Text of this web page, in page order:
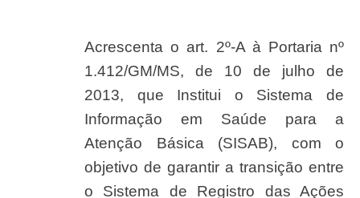
Acrescenta o art. 2º-A à Portaria nº
1.412/GM/MS, de 10 de julho de
2013, que Institui o Sistema de
Informação em Saúde para a
Atenção Básica (SISAB), com o
objetivo de garantir a transição entre
o Sistema de Registro das Ações